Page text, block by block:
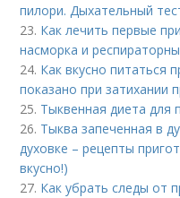
пилори. Дыхательный
23. Как лечить первые
насморка и
24. Как вкусно питаться
показано при затихании
25. Тыквенная диета для
26. Тыква запеченная в
духовке – рецепты
вкусно!)
27. Как убрать следы от